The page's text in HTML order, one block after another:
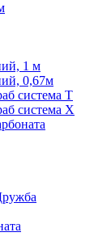
1 м
0,67м
система Т
система Х